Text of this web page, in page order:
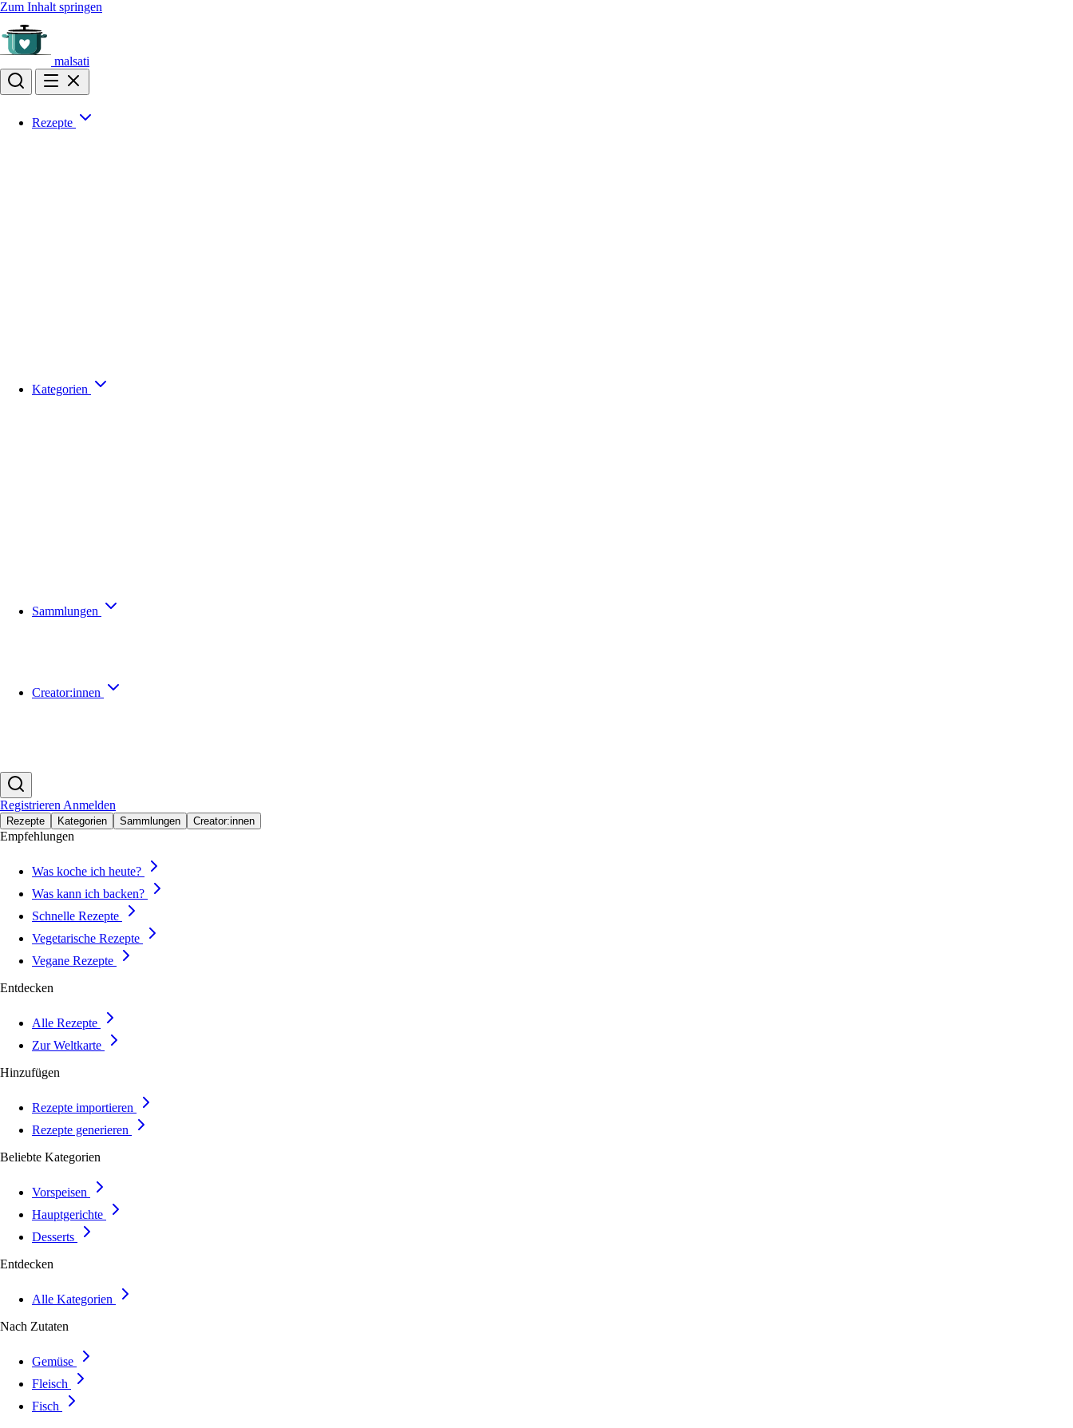
Zum Inhalt springen
malsati
Rezepte
Kategorien
Sammlungen
Creator:innen
Registrieren Anmelden
Rezepte Kategorien Sammlungen Creator:innen
Empfehlungen
Was koche ich heute?
Was kann ich backen?
Schnelle Rezepte
Vegetarische Rezepte
Vegane Rezepte
Entdecken
Alle Rezepte
Zur Weltkarte
Hinzufügen
Rezepte importieren
Rezepte generieren
Beliebte Kategorien
Vorspeisen
Hauptgerichte
Desserts
Entdecken
Alle Kategorien
Nach Zutaten
Gemüse
Fleisch
Fisch